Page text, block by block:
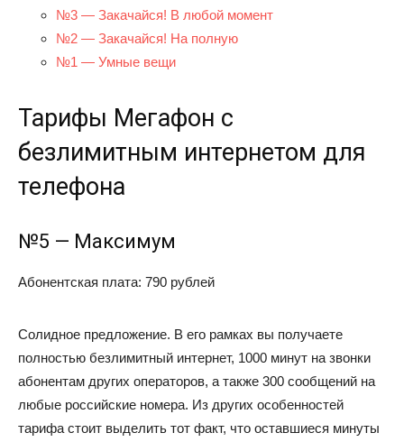
№3 — Закачайся! В любой момент
№2 — Закачайся! На полную
№1 — Умные вещи
Тарифы Мегафон с
безлимитным интернетом для
телефона
№5 — Максимум
Абонентская плата: 790 рублей
Солидное предложение. В его рамках вы получаете
полностью безлимитный интернет, 1000 минут на звонки
абонентам других операторов, а также 300 сообщений на
любые российские номера. Из других особенностей
тарифа стоит выделить тот факт, что оставшиеся минуты